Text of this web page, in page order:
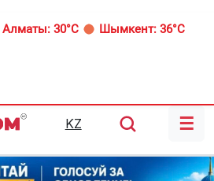
Алматы: 30°C Шымкент: 36°C
KZ ☰